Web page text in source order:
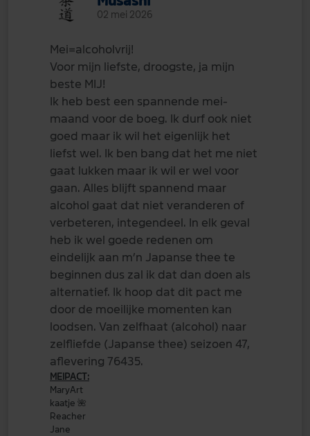
02 mei 2026
Mei=alcoholvrij!
Voor mijn liefste, droogste, ja mijn
beste MIJ!
Ik heb best een spannende mei-
maand voor de boeg. Ik durf ook niet
goed maar ik wil het eigenlijk het
liefst wel. Ik ben bang dat het me niet
gaat lukken maar ik wil er wel voor
gaan. Alles blijft spannend maar
alcohol gaat dat niet veranderen of
verbeteren, integendeel. In elk geval
heb ik wel goede redenen om
eindelijk aan m’n Japanse thee te
beginnen dus zal ik dat dan doen als
alternatief. Ik hoop dat dit pact me
door de moeilijke momenten kan
loodsen. Van zelfhaat (alcohol) naar
zelfliefde (Japanse thee) seizoen 47,
aflevering 76435.
MEIPACT:
MaryArt
kaatje 🌺
Reacher
Jane